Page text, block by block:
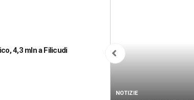
4,3 mln a Filicudi
NOTIZIE